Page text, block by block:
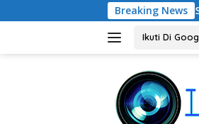
ke
Breaking News
Periode 2026–2028, Siap Perkuat
Ikuti Di